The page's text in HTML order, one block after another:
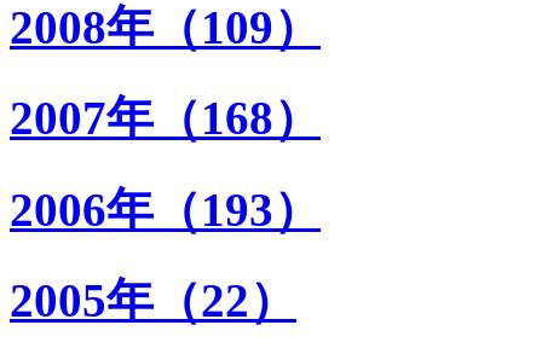
2008年（109）
2007年（168）
2006年（193）
2005年（22）